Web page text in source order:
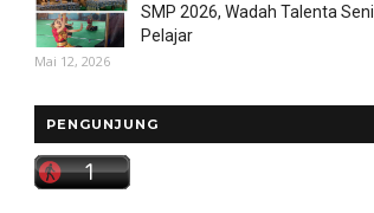
SMP 2026, Wadah Talenta Seni
Pelajar
Mai 12, 2026
PENGUNJUNG